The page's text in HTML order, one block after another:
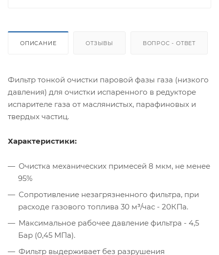
ОПИСАНИЕ ОТЗЫВЫ ВОПРОС - ОТВЕТ
Фильтр тонкой очистки паровой фазы газа (низкого
давления) для очистки испаренного в редукторе
испарителе газа от маслянистых, парафиновых и
твердых частиц.
Характеристики:
Очистка механических примесей 8 мкм, не менее
95%
Сопротивление незагрязненного фильтра, при
расходе газового топлива 30 м³/час - 20КПа.
Максимальное рабочее давление фильтра - 4,5
Бар (0,45 МПа).
Фильтр выдерживает без разрушения